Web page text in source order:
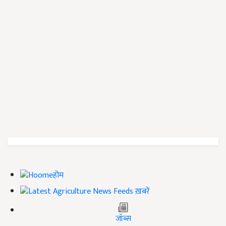
होम
ख़बरें
जॉब्स